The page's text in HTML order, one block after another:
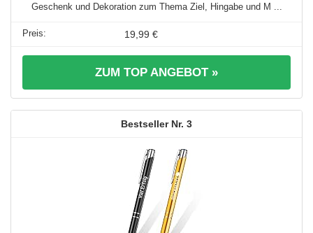
Geschenk und Dekoration zum Thema Ziel, Hingabe und M ...
19,99 €
ZUM TOP ANGEBOT »
3